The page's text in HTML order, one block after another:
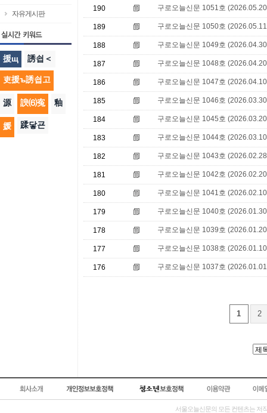
자유게시판
援щ 誘쇱＜
吏援ъ誘쇱고
源 諛⑹寃 釉
媛 蹂닿굔
190 구로오늘신문 1051호
189 구로오늘신문 1050호
188 구로오늘신문 1049호
187 구로오늘신문 1048호
186 구로오늘신문 1047호
185 구로오늘신문 1046호
184 구로오늘신문 1045호
183 구로오늘신문 1044호
182 구로오늘신문 1043호
181 구로오늘신문 1042호
180 구로오늘신문 1041호
179 구로오늘신문 1040호
178 구로오늘신문 1039호
177 구로오늘신문 1038호
176 구로오늘신문 1037호
1 2
서울오늘신문의 모든 컨텐츠는 저